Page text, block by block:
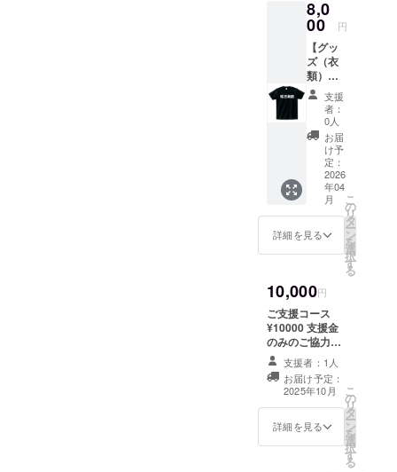
て頂き
ます。
Tシャツ
のカ
ラーと
ロゴデ
ザイン
をお選
びくだ
さい。
サイズ
展開：s
printsta
rヘビー
ウェイ
トTシャ
ツ
展開：
黒
8,0
00 円
【グッ
ズ（衣
類）】
暗黒舞
踏をデ
ザイン
したT
シャツ
を提供
しま
す。 ・
サイズ
展開：
S, M,
L,XL ・
カラー
黒
支援
者：
0人
お届
け予
定：
2026
年04
月
詳細を見る
こ
の
リ
タ
ー
ン
を
選
択
す
る
10,000円
ご支援コース
¥10000 支援金
のみのご協力で
す。リターンは
【お礼のメッ
セージ】となり
ます。 他のコー
スにプラスして
ご支援賜れれば
幸いです。 感謝
支援者：1人
お届け予定：
2025年10月
詳細を見る
こ
の
リ
タ
ー
ン
を
選
択
す
る